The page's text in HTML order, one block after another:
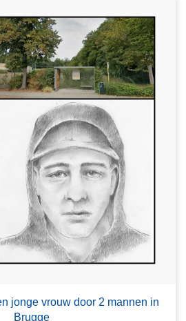
jonge vrouw door 2 mannen in
Brugge